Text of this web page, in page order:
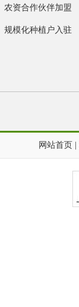
农资合作伙伴加盟
规模化种植户入驻
网站首页|